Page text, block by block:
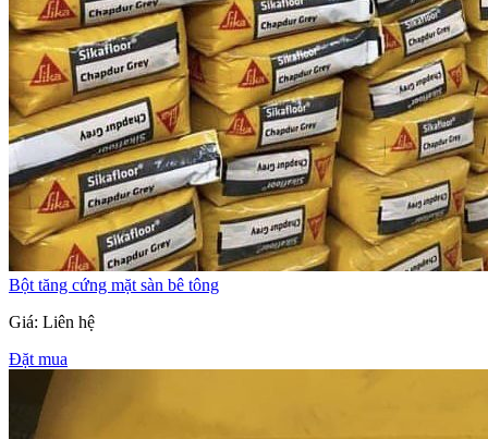
Bột tăng cứng mặt sàn bê tông
Giá: Liên hệ
Đặt mua